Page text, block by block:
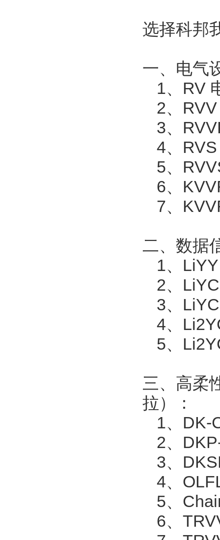
选择科邦
一、电气
1、 RV
2、
3、
4、
5、
6、
7、
二、数据
1、
2、
3、
4、
5、
三、高柔
拉）：
1、 DK-
2、
3、
4、
5、
6、